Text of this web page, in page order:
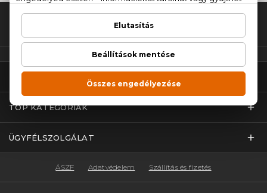
Fel az oldal tetejére!
PARFÜMCENTER
TOP KATEGÓRIÁK
ÜGYFÉLSZOLGÁLAT
ÁSZF Adatvédelem Szállítás és fizetés